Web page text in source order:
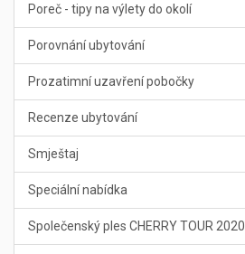
Poreč - tipy na výlety do okolí
Porovnání ubytování
Prozatimní uzavření pobočky
Recenze ubytování
Smještaj
Speciální nabídka
Společenský ples CHERRY TOUR 2020